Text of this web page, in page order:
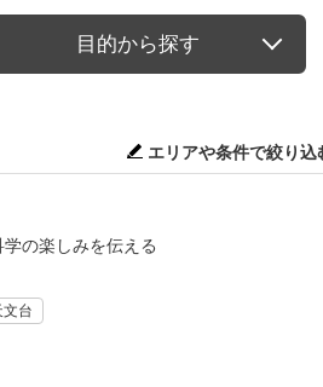
目的から探す
エリアや条件で絞り込
の楽しみを伝える
台